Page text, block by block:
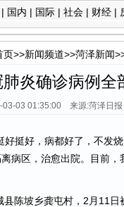
| 国内 | 国际 | 社会 | 财经 |
页>>新闻频道>>菏泽新闻
炎确诊病例全
03-03 01:35:00 来源:菏泽日报
好挺好，病都好了，不
病区，治愈出院。目前，
陈坡乡龚屯村，2月11日